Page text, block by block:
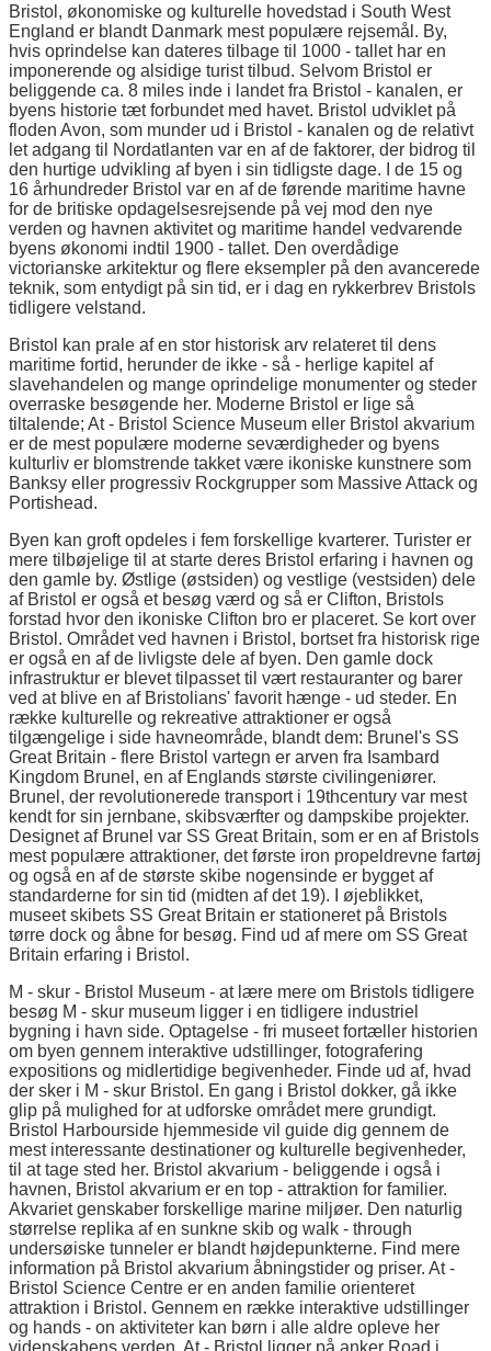
Bristol, økonomiske og kulturelle hovedstad i South West
England er blandt Danmark mest populære rejsemål. By,
hvis oprindelse kan dateres tilbage til 1000 - tallet har en
imponerende og alsidige turist tilbud. Selvom Bristol er
beliggende ca. 8 miles inde i landet fra Bristol - kanalen, er
byens historie tæt forbundet med havet. Bristol udviklet på
floden Avon, som munder ud i Bristol - kanalen og de relativt
let adgang til Nordatlanten var en af de faktorer, der bidrog til
den hurtige udvikling af byen i sin tidligste dage. I de 15 og
16 århundreder Bristol var en af de førende maritime havne
for de britiske opdagelsesrejsende på vej mod den nye
verden og havnen aktivitet og maritime handel vedvarende
byens økonomi indtil 1900 - tallet. Den overdådige
victorianske arkitektur og flere eksempler på den avancerede
teknik, som entydigt på sin tid, er i dag en rykkerbrev Bristols
tidligere velstand.
Bristol kan prale af en stor historisk arv relateret til dens
maritime fortid, herunder de ikke - så - herlige kapitel af
slavehandelen og mange oprindelige monumenter og steder
overraske besøgende her. Moderne Bristol er lige så
tiltalende; At - Bristol Science Museum eller Bristol akvarium
er de mest populære moderne seværdigheder og byens
kulturliv er blomstrende takket være ikoniske kunstnere som
Banksy eller progressiv Rockgrupper som Massive Attack og
Portishead.
Byen kan groft opdeles i fem forskellige kvarterer. Turister er
mere tilbøjelige til at starte deres Bristol erfaring i havnen og
den gamle by. Østlige (østsiden) og vestlige (vestsiden) dele
af Bristol er også et besøg værd og så er Clifton, Bristols
forstad hvor den ikoniske Clifton bro er placeret. Se kort over
Bristol. Området ved havnen i Bristol, bortset fra historisk rige
er også en af de livligste dele af byen. Den gamle dock
infrastruktur er blevet tilpasset til vært restauranter og barer
ved at blive en af Bristolians' favorit hænge - ud steder. En
række kulturelle og rekreative attraktioner er også
tilgængelige i side havneområde, blandt dem: Brunel's SS
Great Britain - flere Bristol vartegn er arven fra Isambard
Kingdom Brunel, en af Englands største civilingeniører.
Brunel, der revolutionerede transport i 19thcentury var mest
kendt for sin jernbane, skibsværfter og dampskibe projekter.
Designet af Brunel var SS Great Britain, som er en af Bristols
mest populære attraktioner, det første iron propeldrevne fartøj
og også en af de største skibe nogensinde er bygget af
standarderne for sin tid (midten af det 19). I øjeblikket,
museet skibets SS Great Britain er stationeret på Bristols
tørre dock og åbne for besøg. Find ud af mere om SS Great
Britain erfaring i Bristol.
M - skur - Bristol Museum - at lære mere om Bristols tidligere
besøg M - skur museum ligger i en tidligere industriel
bygning i havn side. Optagelse - fri museet fortæller historien
om byen gennem interaktive udstillinger, fotografering
expositions og midlertidige begivenheder. Finde ud af, hvad
der sker i M - skur Bristol. En gang i Bristol dokker, gå ikke
glip på mulighed for at udforske området mere grundigt.
Bristol Harbourside hjemmeside vil guide dig gennem de
mest interessante destinationer og kulturelle begivenheder,
til at tage sted her. Bristol akvarium - beliggende i også i
havnen, Bristol akvarium er en top - attraktion for familier.
Akvariet genskaber forskellige marine miljøer. Den naturlig
størrelse replika af en sunkne skib og walk - through
undersøiske tunneler er blandt højdepunkterne. Find mere
information på Bristol akvarium åbningstider og priser. At -
Bristol Science Centre er en anden familie orienteret
attraktion i Bristol. Gennem en række interaktive udstillinger
og hands - on aktiviteter kan børn i alle aldre opleve her
videnskabens verden. At - Bristol ligger på anker Road i